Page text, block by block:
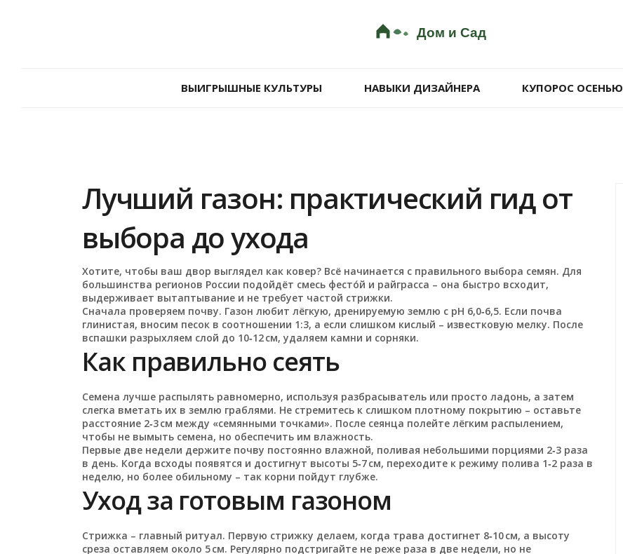
ВЫИГРЫШНЫЕ КУЛЬТУРЫ НАВЫКИ ДИЗАЙНЕРА КУПОРОС ОСЕНЬЮ
Лучший газон: практический гид от
выбора до ухода
Хотите, чтобы ваш двор выглядел как ковер? Всё начинается с правильного выбора семян. Для
большинства регионов России подойдёт смесь фесто́й и райграсса – она быстро всходит,
выдерживает вытаптывание и не требует частой стрижки.
Сначала проверяем почву. Газон любит лёгкую, дренируемую землю с pH 6,0‑6,5. Если почва
глинистая, вносим песок в соотношении 1:3, а если слишком кислый – известковую мелку. После
вспашки разрыхляем слой до 10‑12 см, удаляем камни и сорняки.
Как правильно сеять
Семена лучше распылять равномерно, используя разбрасыватель или просто ладонь, а затем
слегка вметать их в землю граблями. Не стремитесь к слишком плотному покрытию – оставьте
расстояние 2‑3 см между «семянными точками». После сеянца полейте лёгким распылением,
чтобы не вымыть семена, но обеспечить им влажность.
Первые две недели держите почву постоянно влажной, поливая небольшими порциями 2‑3 раза
в день. Когда всходы появятся и достигнут высоты 5‑7 см, переходите к режиму полива 1‑2 раза в
неделю, но более обильному – так корни пойдут глубже.
Уход за готовым газоном
Стрижка – главный ритуал. Первую стрижку делаем, когда трава достигнет 8‑10 см, а высоту
среза оставляем около 5 см. Регулярно подстригайте не реже раза в две недели, но не